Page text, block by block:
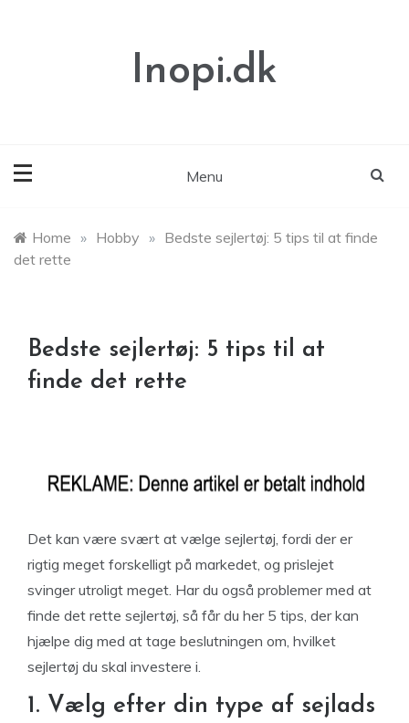
Inopi.dk
Menu
Home » Hobby » Bedste sejlertøj: 5 tips til at finde
det rette
Bedste sejlertøj: 5 tips til at
finde det rette
Det kan være svært at vælge sejlertøj, fordi der er
rigtig meget forskelligt på markedet, og prislejet
svinger utroligt meget. Har du også problemer med at
finde det rette sejlertøj, så får du her 5 tips, der kan
hjælpe dig med at tage beslutningen om, hvilket
sejlertøj du skal investere i.
1. Vælg efter din type af sejlads